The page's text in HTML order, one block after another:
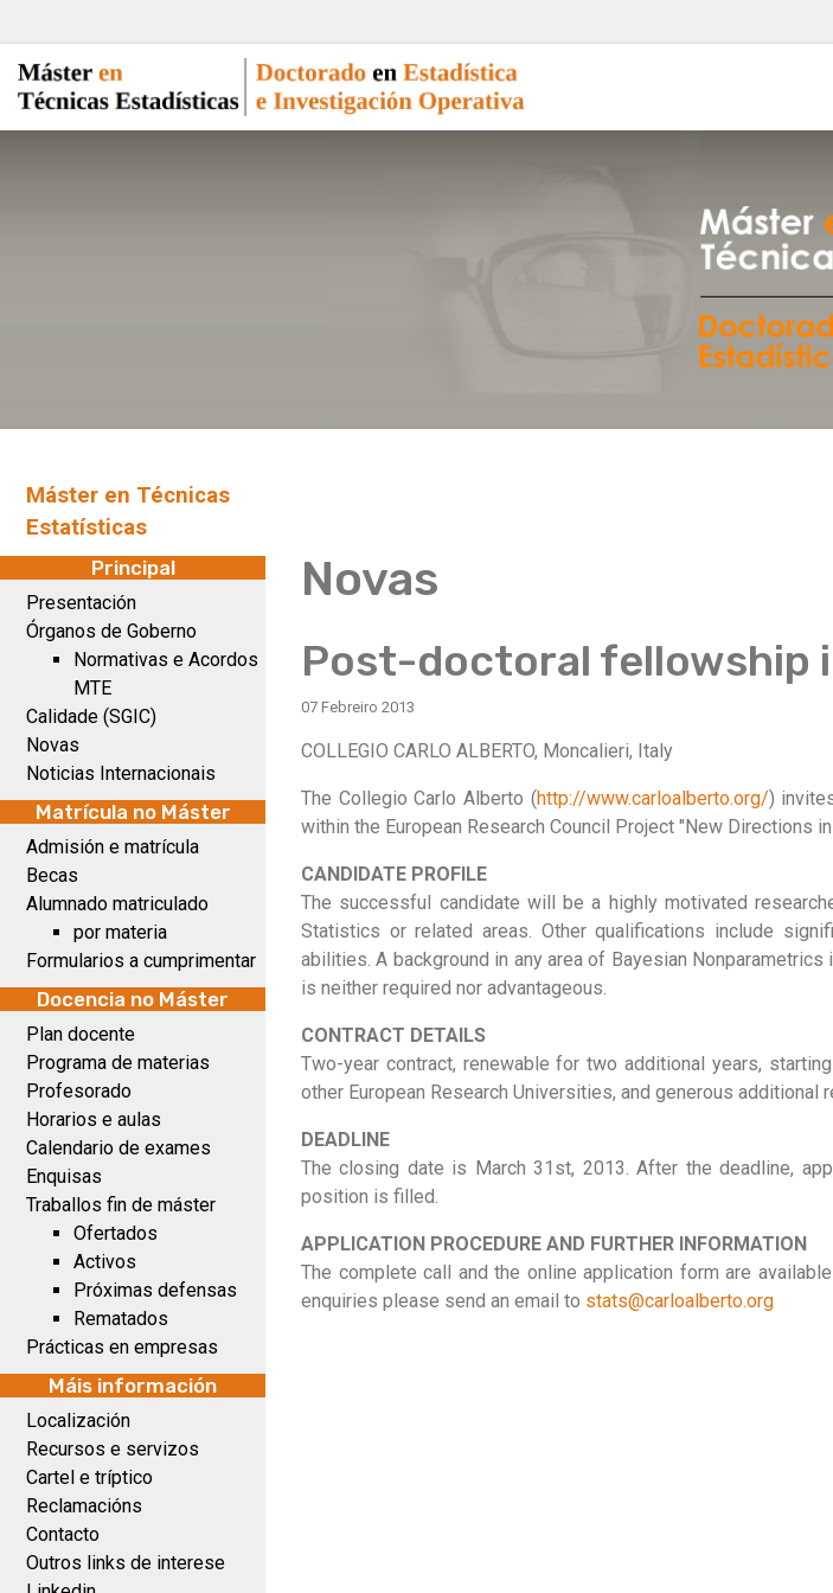
Máster en Técnicas
Estatísticas
Principal
Presentación
Órganos de Goberno
Normativas e Acordos
MTE
Calidade (SGIC)
Novas
Noticias Internacionais
Matrícula no Máster
Admisión e matrícula
Becas
Alumnado matriculado
por materia
Formularios a cumprimentar
Docencia no Máster
Plan docente
Programa de materias
Profesorado
Horarios e aulas
Calendario de exames
Enquisas
Traballos fin de máster
Ofertados
Activos
Próximas defensas
Rematados
Prácticas en empresas
Máis información
Localización
Recursos e servizos
Cartel e tríptico
Reclamacións
Contacto
Outros links de interese
Novas
Post-doctoral fellowship
07 Febreiro 2013
COLLEGIO CARLO ALBERTO, Moncalieri, Italy
The Collegio Carlo Alberto (http://www.carloalberto.org/)
within the European Research Council Project "New Directions
CANDIDATE PROFILE
The successful candidate will be a highly motivated
Statistics or related areas. Other qualifications include
abilities. A background in any area of Bayesian
is neither required nor advantageous.
CONTRACT DETAILS
Two-year contract, renewable for two additional years,
other European Research Universities, and generous additional
DEADLINE
The closing date is March 31st, 2013. After the deadline,
position is filled.
APPLICATION PROCEDURE AND FURTHER INFORMATION
The complete call and the online application form are
enquiries please send an email to stats@carloalberto.org